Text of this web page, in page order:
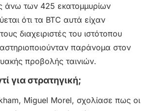
άνω των 425 εκατομμυρίων
ότι τα BTC αυτά είχαν
διαχειριστές του ιστότοπου
παράνομα στον
προβολής ταινιών.
για στρατηγική;
Miguel Morel, σχολίασε πως οι